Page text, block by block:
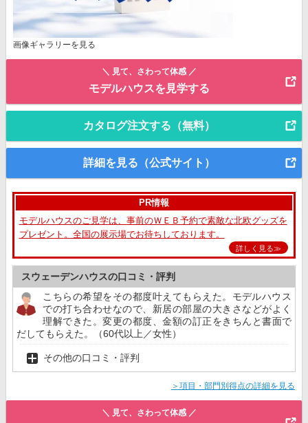
画像ギャラリーを見る
＼ 見て、さわって体感 ／
モデルハウスを見学する
カタログ注文する（無料）
詳細を見る（公式サイト）
PR情報
モデルハウスのご見学は、事前のＷＥＢ予約で素敵な北欧グッズを
プレゼント。全国の展示場でお待ちしております。
詳しく見る≫
スウェーデンハウスの口コミ・評判
こちらの希望をその都度叶えてもらえた。モデルハウス
での打ち合わせなので、新居の部屋の大きさなどがよく
理解できた。変更の都度、金額の訂正をきちんと書面で
だしてもらえた。（60代以上／女性）
その他の口コミ・評判
＞項目・部門別得点の詳細を見る
＼ 見て、さわって体感 ／